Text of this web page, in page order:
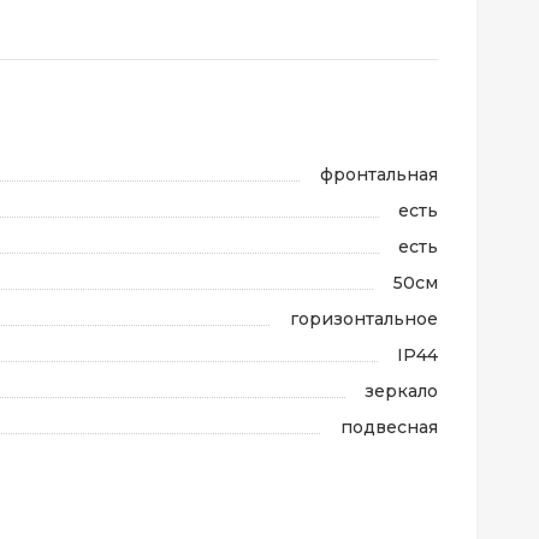
фронтальная
есть
есть
50см
горизонтальное
IP44
зеркало
подвесная